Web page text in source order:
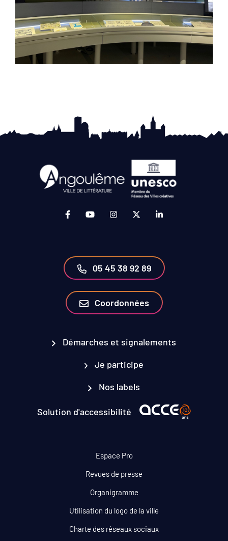
Lien vers le compte Facebook (ouverture
Lien vers la chaîne Youtube
Lien vers le compte
Lien vers le compte
Lien vers le
05 45 38 92 89
Coordonnées
Démarches et signalements
Je participe
Nos labels
Solution d'accessibilité
Espace Pro
Revues de presse
Organigramme
Utilisation du logo de la ville
Charte des réseaux sociaux